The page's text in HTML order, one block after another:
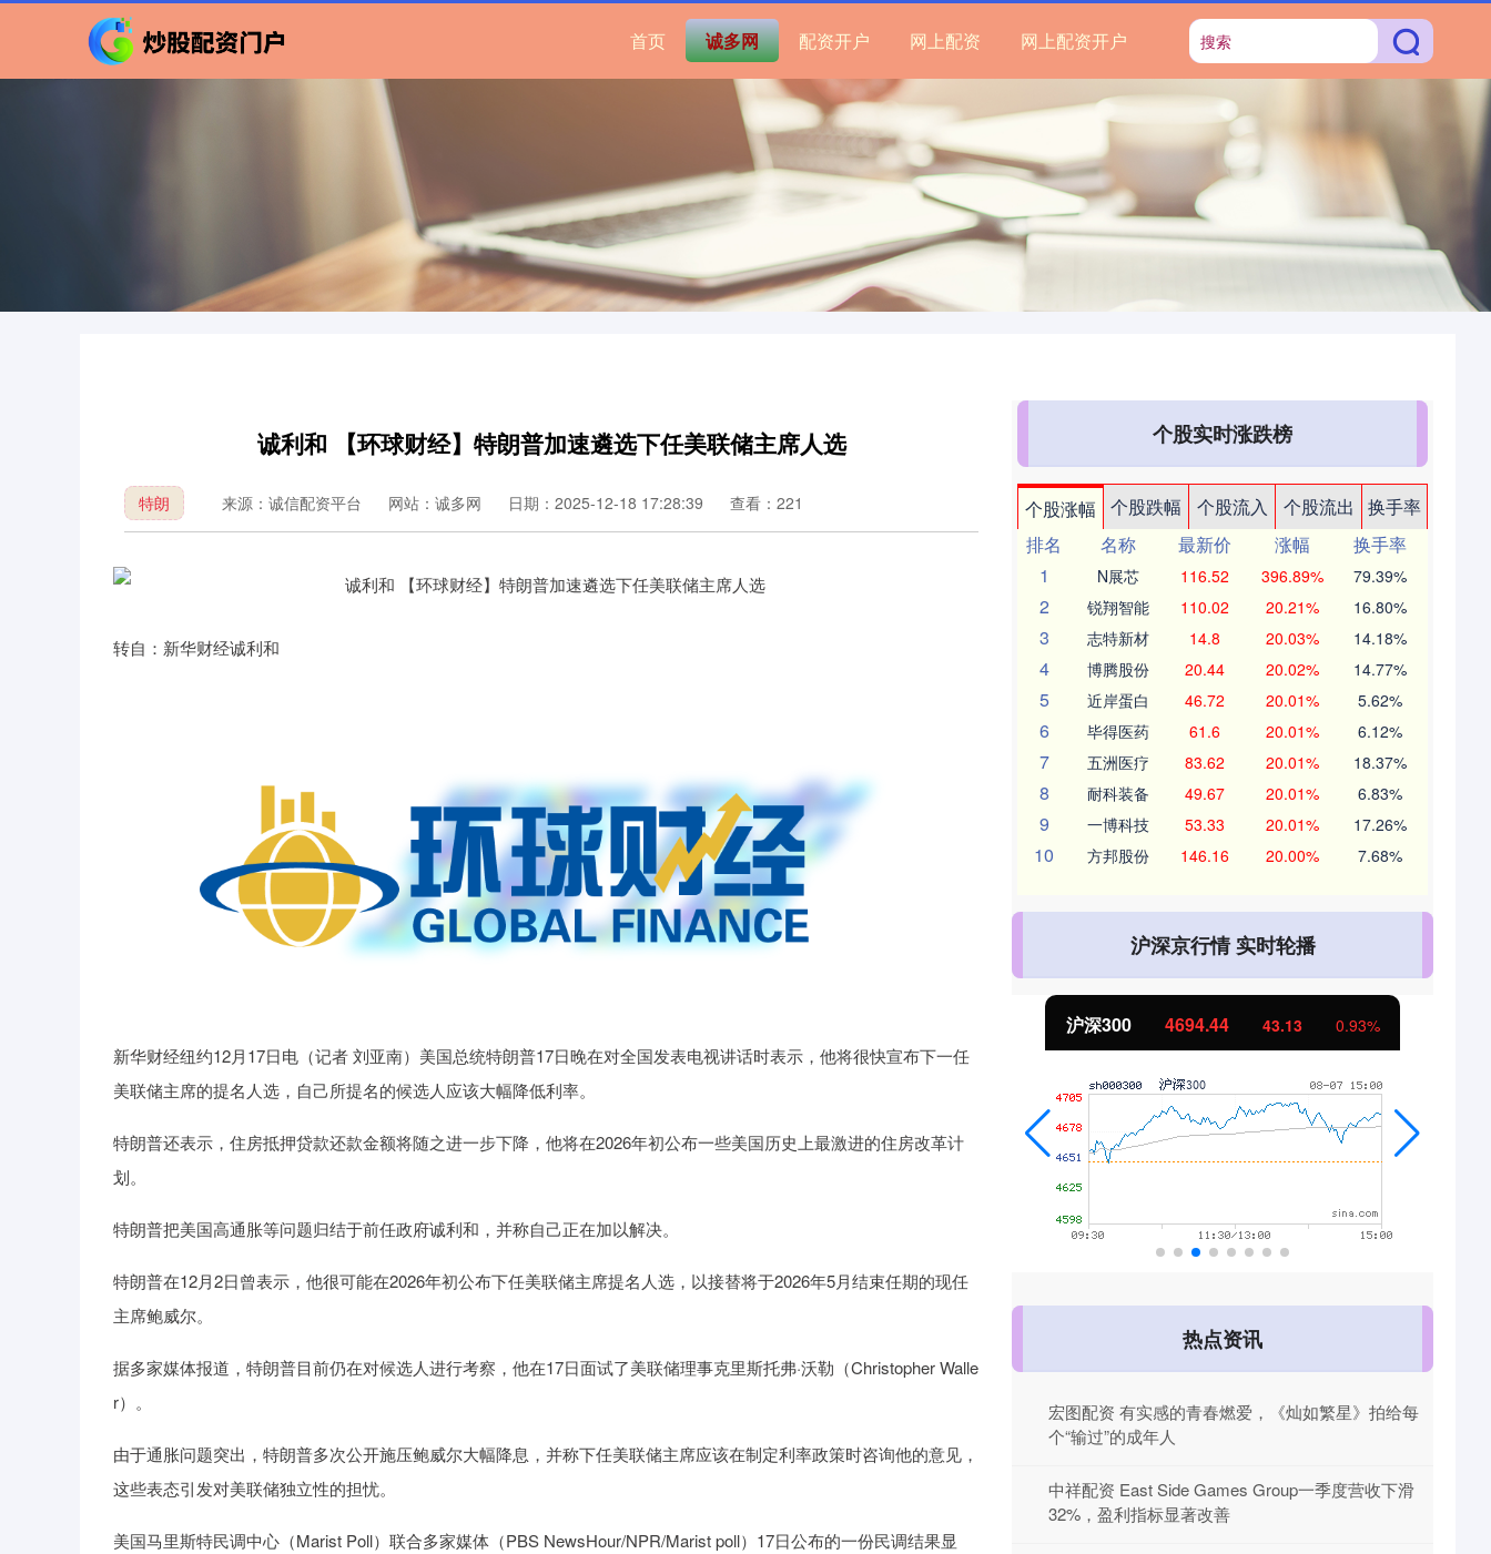
首页 诚多网 配资开户 网上配资 网上配资开户
诚利和 【环球财经】特朗普加速遴选下任美联储主席人选
特朗 来源：诚信配资平台 网站：诚多网 日期：2025-12-18 17:28:39 查看：221
转自：新华财经诚利和
新华财经纽约12月17日电（记者 刘亚南）美国总统特朗普17日晚在对全国发表电视讲话时表示，他将很快宣布下一任
美联储主席的提名人选，自己所提名的候选人应该大幅降低利率。
特朗普还表示，住房抵押贷款还款金额将随之进一步下降，他将在2026年初公布一些美国历史上最激进的住房改革计
划。
特朗普把美国高通胀等问题归结于前任政府诚利和，并称自己正在加以解决。
特朗普在12月2日曾表示，他很可能在2026年初公布下任美联储主席提名人选，以接替将于2026年5月结束任期的现任
主席鲍威尔。
据多家媒体报道，特朗普目前仍在对候选人进行考察，他在17日面试了美联储理事克里斯托弗·沃勒（Christopher Walle
r）。
由于通胀问题突出，特朗普多次公开施压鲍威尔大幅降息，并称下任美联储主席应该在制定利率政策时咨询他的意见，
这些表态引发对美联储独立性的担忧。
美国马里斯特民调中心（Marist Poll）联合多家媒体（PBS NewsHour/NPR/Marist poll）17日公布的一份民调结果显
个股实时涨跌榜
个股涨幅 个股跌幅 个股流入 个股流出
换手率
排名
名称 最新价 涨幅
换手率
1
N展芯 116.52 396.89% 79.39%
2 锐翔智能 110.02 20.21% 16.80%
3 志特新材 14.8 20.03% 14.18%
4 博腾股份 20.44 20.02% 14.77%
5 近岸蛋白 46.72 20.01% 5.62%
6 毕得医药 61.6 20.01% 6.12%
7 五洲医疗 83.62 20.01% 18.37%
8 耐科装备 49.67 20.01% 6.83%
9 一博科技 53.33 20.01% 17.26%
10 方邦股份 146.16 20.00% 7.68%
沪深京行情 实时轮播
北证50 1134.24 11.37 1.01%
热点资讯
宏图配资 有实感的青春燃爱，《灿如繁星》拍给每
个“输过”的成年人
中祥配资 East Side Games Group一季度营收下滑
32%，盈利指标显著改善